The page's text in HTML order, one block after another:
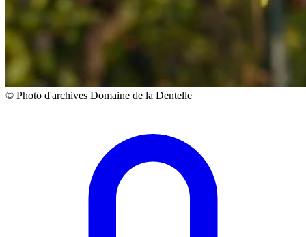
© Photo d'archives Domaine de la Dentelle